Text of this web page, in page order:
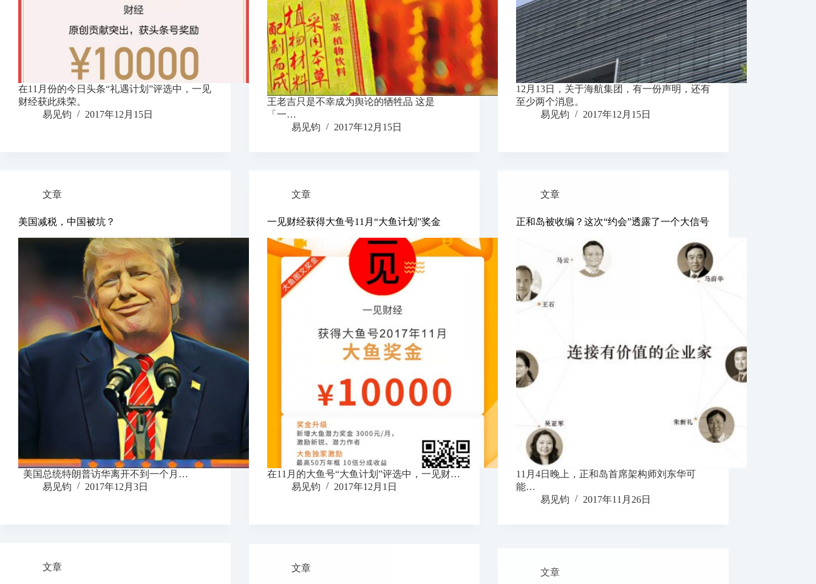
在11月份的今日头条“礼遇计划”评选中，一见
财经获此殊荣。
易见钧
2017年12月15日
王老吉只是不幸成为舆论的牺牲品 这是
「一…
易见钧
2017年12月15日
12月13日，关于海航集团，有一份声明，还有
至少两个消息。
易见钧
2017年12月15日
文章
美国减税，中国被坑？
美国总统特朗普访华离开不到一个月…
易见钧
2017年12月3日
文章
一见财经获得大鱼号11月“大鱼计划”奖金
在11月的大鱼号“大鱼计划”评选中，一见财…
易见钧
2017年12月1日
文章
正和岛被收编？这次“约会”透露了一个大信号
11月4日晚上，正和岛首席架构师刘东华可
能…
易见钧
2017年11月26日
文章 文章 文章